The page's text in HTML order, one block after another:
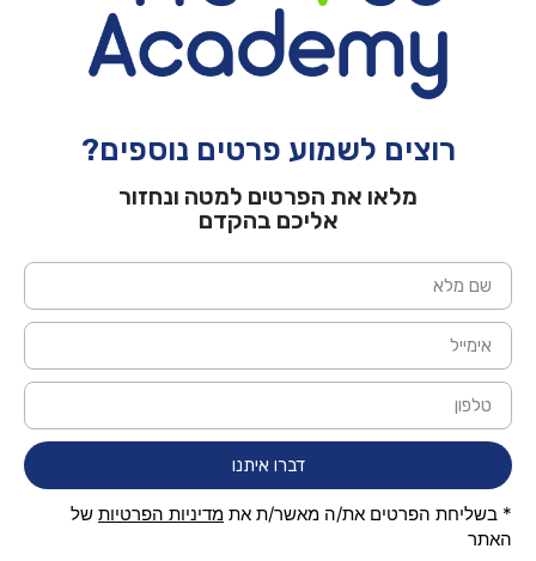
רוצים לשמוע פרטים נוספים?
מלאו את הפרטים למטה ונחזור
אליכם בהקדם
דברו איתנו
* בשליחת הפרטים את/ה מאשר/ת את מדיניות הפרטיות של
האתר